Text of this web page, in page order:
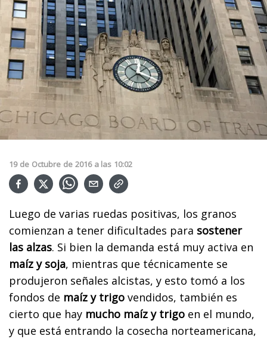
19 de Octubre de 2016 a las 10:02
Luego de varias ruedas positivas, los granos
comienzan a tener dificultades para sostener
las alzas. Si bien la demanda está muy activa en
maíz y soja, mientras que técnicamente se
produjeron señales alcistas, y esto tomó a los
fondos de maíz y trigo vendidos, también es
cierto que hay mucho maíz y trigo en el mundo,
y que está entrando la cosecha norteamericana,